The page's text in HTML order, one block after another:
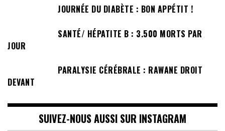
JOURNÉE DU DIABÈTE : BON APPÉTIT !
SANTÉ/ HÉPATITE B : 3.500 MORTS PAR
JOUR
PARALYSIE CÉRÉBRALE : RAWANE DROIT
DEVANT
SUIVEZ-NOUS AUSSI SUR INSTAGRAM